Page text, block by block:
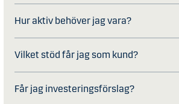
Hur aktiv behöver jag vara?
Vilket stöd får jag som kund?
Får jag investeringsförslag?